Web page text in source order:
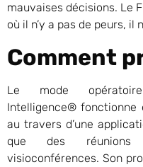
mauvaises décisions. Le
où il n’y a pas de peurs, il
Comment
Le mode
Intelligence® fonctionne
au travers d’une
que des réunions
visioconférences. Son